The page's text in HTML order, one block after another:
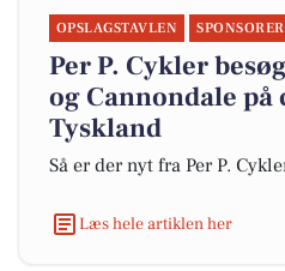
OPSLAGSTAVLEN
Per P. Cykler
og Cannondale på
Tyskland
Så er der nyt fra Per P.
Læs hele artiklen her